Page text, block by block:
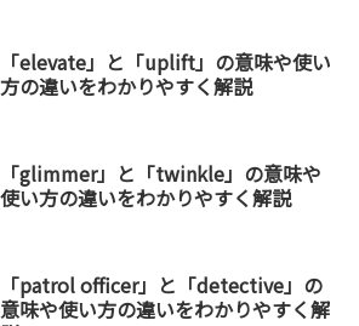
「elevate」と「uplift」の意味や使い
方の違いをわかりやすく解説
「glimmer」と「twinkle」の意味や
使い方の違いをわかりやすく解説
「patrol officer」と「detective」の
意味や使い方の違いをわかりやすく解